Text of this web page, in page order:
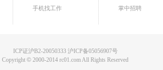
手机找工作
掌中招聘
ICP证沪B2-20050333 沪ICP备05056907号
Copyright © 2000-2014 rc01.com All Rights Reserved